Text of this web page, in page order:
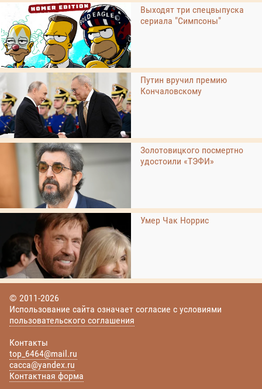
Выходят три спецвыпуска
сериала "Симпсоны"
Путин вручил премию
Кончаловскому
Золотовицкого посмертно
удостоили «ТЭФИ»
Умер Чак Норрис
© 2011-2026
Использование сайта означает согласие с условиями
пользовательского соглашения
Контакты
top_6464@mail.ru
cacca@yandex.ru
Контактная форма